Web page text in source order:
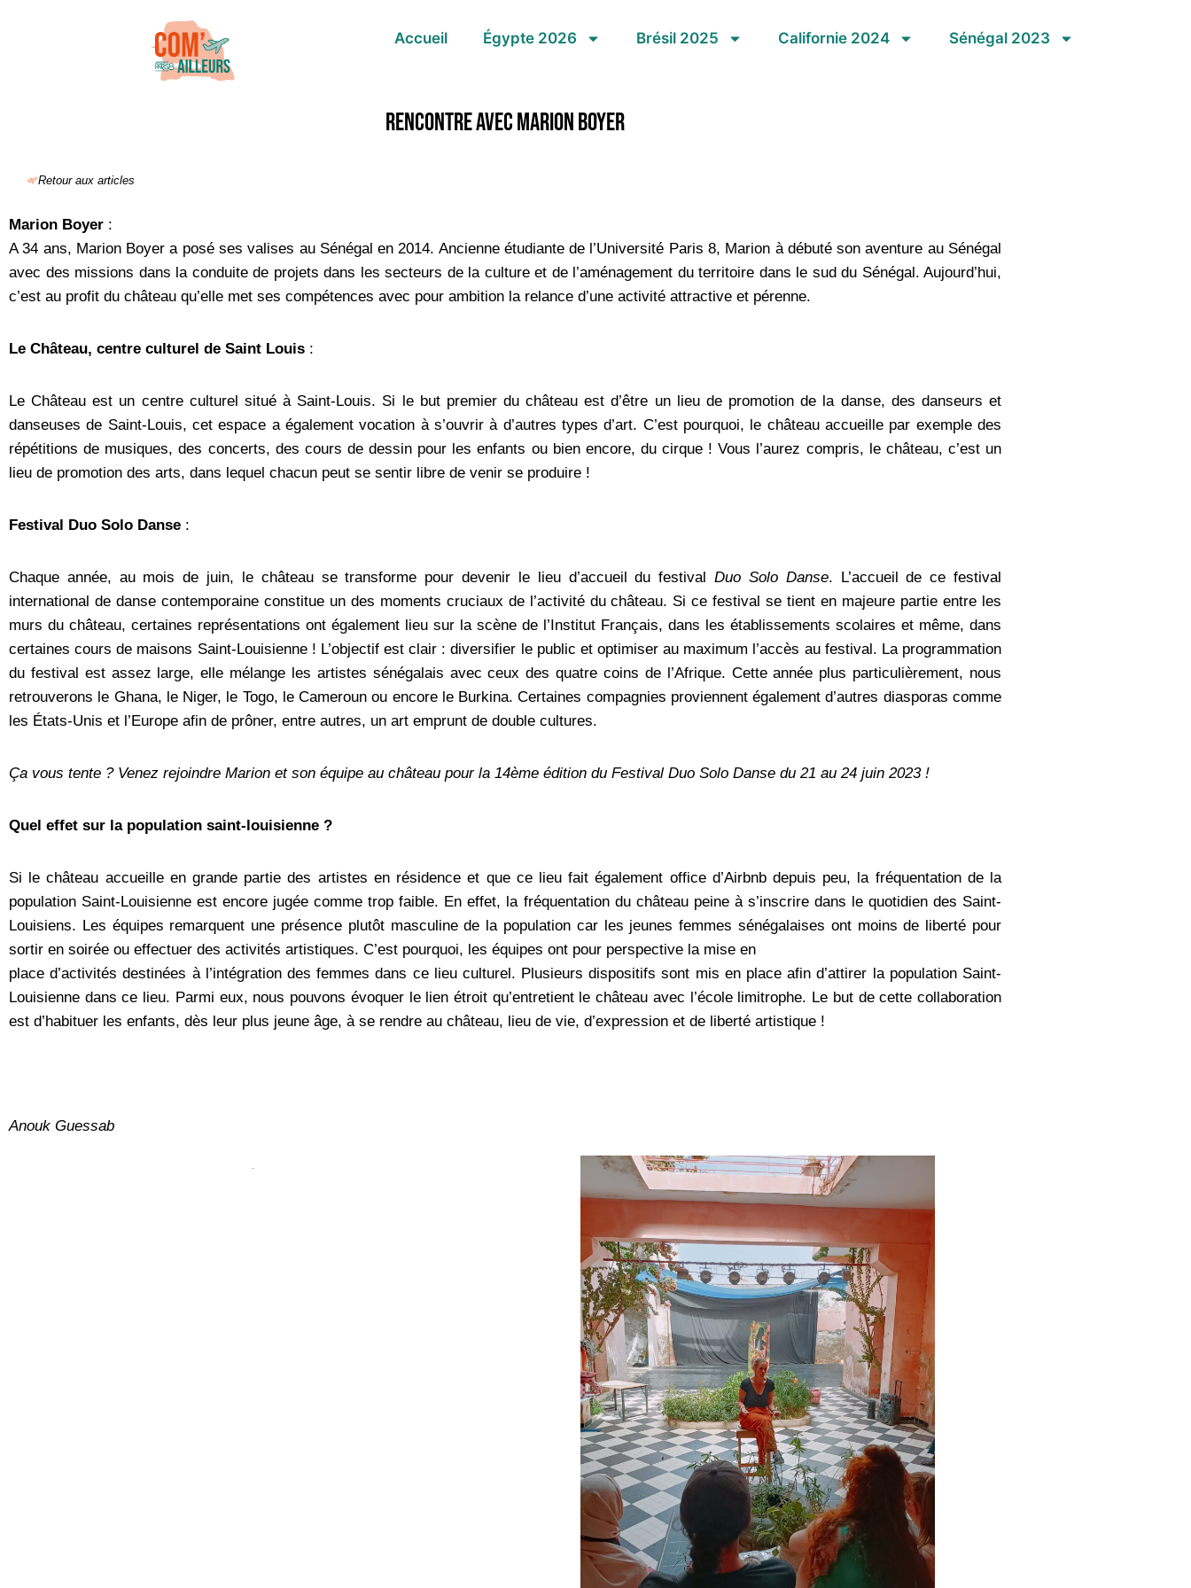
Accueil Égypte 2026 Brésil 2025 Californie 2024 Sénégal 2023
Rencontre avec Marion Boyer
Retour aux articles
Marion Boyer :
A 34 ans, Marion Boyer a posé ses valises au Sénégal en 2014. Ancienne étudiante de l’Université Paris 8, Marion à débuté son aventure au Sénégal
avec des missions dans la conduite de projets dans les secteurs de la culture et de l’aménagement du territoire dans le sud du Sénégal. Aujourd’hui,
c’est au profit du château qu’elle met ses compétences avec pour ambition la relance d’une activité attractive et pérenne.
Le Château, centre culturel de Saint Louis :
Le Château est un centre culturel situé à Saint-Louis. Si le but premier du château est d’être un lieu de promotion de la danse, des danseurs et
danseuses de Saint-Louis, cet espace a également vocation à s’ouvrir à d’autres types d’art. C’est pourquoi, le château accueille par exemple des
répétitions de musiques, des concerts, des cours de dessin pour les enfants ou bien encore, du cirque ! Vous l’aurez compris, le château, c’est un
lieu de promotion des arts, dans lequel chacun peut se sentir libre de venir se produire !
Festival Duo Solo Danse :
Chaque année, au mois de juin, le château se transforme pour devenir le lieu d’accueil du festivalDuo Solo Danse. L’accueil de ce festival
international de danse contemporaine constitue un des moments cruciaux de l’activité du château. Si ce festival se tient en majeure partie entre les
murs du château, certaines représentations ont également lieu sur la scène de l’Institut Français, dans les établissements scolaires et même, dans
certaines cours de maisons Saint-Louisienne ! L’objectif est clair : diversifier le public et optimiser au maximum l’accès au festival. La programmation
du festival est assez large, elle mélange les artistes sénégalais avec ceux des quatre coins de l’Afrique. Cette année plus particulièrement, nous
retrouverons le Ghana, le Niger, le Togo, le Cameroun ou encore le Burkina. Certaines compagnies proviennent également d’autres diasporas comme
les États-Unis et l’Europe afin de prôner, entre autres, un art emprunt de double cultures.
Ça vous tente ? Venez rejoindre Marion et son équipe au château pour la 14ème édition du Festival Duo Solo Danse du 21 au 24 juin 2023 !
Quel effet sur la population saint-louisienne ?
Si le château accueille en grande partie des artistes en résidence et que ce lieu fait également office d’Airbnb depuis peu, la fréquentation de la
population Saint-Louisienne est encore jugée comme trop faible. En effet, la fréquentation du château peine à s’inscrire dans le quotidien des Saint-
Louisiens. Les équipes remarquent une présence plutôt masculine de la population car les jeunes femmes sénégalaises ont moins de liberté pour
sortir en soirée ou effectuer des activités artistiques. C’est pourquoi, les équipes ont pour perspective la mise en
place d’activités destinées à l’intégration des femmes dans ce lieu culturel. Plusieurs dispositifs sont mis en place afin d’attirer la population Saint-
Louisienne dans ce lieu. Parmi eux, nous pouvons évoquer le lien étroit qu’entretient le château avec l’école limitrophe. Le but de cette collaboration
est d’habituer les enfants, dès leur plus jeune âge, à se rendre au château, lieu de vie, d’expression et de liberté artistique !
Anouk Guessab